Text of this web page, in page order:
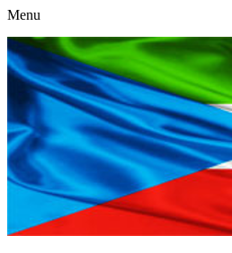
Menu